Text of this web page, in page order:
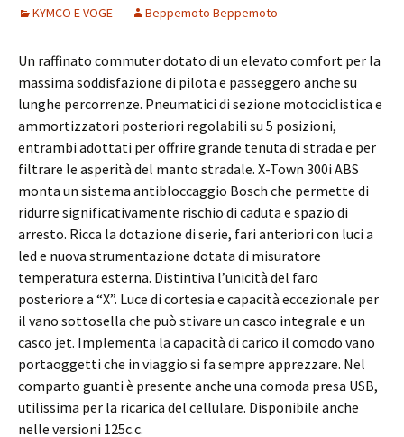
KYMCO E VOGE Beppemoto Beppemoto
Un raffinato commuter dotato di un elevato comfort per la
massima soddisfazione di pilota e passeggero anche su
lunghe percorrenze. Pneumatici di sezione motociclistica e
ammortizzatori posteriori regolabili su 5 posizioni,
entrambi adottati per offrire grande tenuta di strada e per
filtrare le asperità del manto stradale. X-Town 300i ABS
monta un sistema antibloccaggio Bosch che permette di
ridurre significativamente rischio di caduta e spazio di
arresto. Ricca la dotazione di serie, fari anteriori con luci a
led e nuova strumentazione dotata di misuratore
temperatura esterna. Distintiva l’unicità del faro
posteriore a “X”. Luce di cortesia e capacità eccezionale per
il vano sottosella che può stivare un casco integrale e un
casco jet. Implementa la capacità di carico il comodo vano
portaoggetti che in viaggio si fa sempre apprezzare. Nel
comparto guanti è presente anche una comoda presa USB,
utilissima per la ricarica del cellulare. Disponibile anche
nelle versioni 125c.c.